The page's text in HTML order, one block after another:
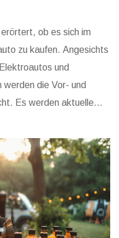
ob es sich im
zu kaufen. Angesichts
und
die Vor- und
Es werden aktuelle
für